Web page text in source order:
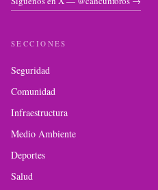
SECCIONES
Seguridad
Comunidad
Infraestructura
Medio Ambiente
Deportes
Salud